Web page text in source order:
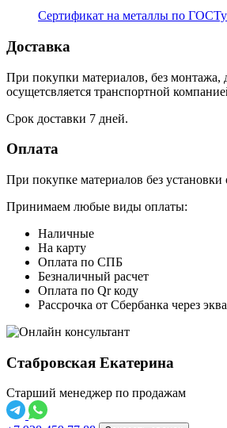
Сертификат на металлы по ГОСТу
Доставка
При покупки материалов, без монтажа,
осущетсвляется транспортной
Срок доставки 7 дней.
Оплата
При покупке материалов без установки
Принимаем любые виды оплаты:
Наличные
На карту
Оплата по СПБ
Безналичный расчет
Оплата по Qr коду
Рассрочка от Сбербанка через
Стабровская Екатерина
Старший менеджер по продажам